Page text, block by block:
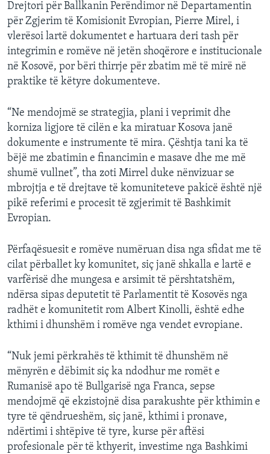
Drejtori për Ballkanin Perëndimor në Departamentin
për Zgjerim të Komisionit Evropian, Pierre Mirel, i
vlerësoi lartë dokumentet e hartuara deri tash për
integrimin e romëve në jetën shoqërore e institucionale
në Kosovë, por bëri thirrje për zbatim më të mirë në
praktike të këtyre dokumenteve.
“Ne mendojmë se strategjia, plani i veprimit dhe
korniza ligjore të cilën e ka miratuar Kosova janë
dokumente e instrumente të mira. Çështja tani ka të
bëjë me zbatimin e financimin e masave dhe me më
shumë vullnet”, tha zoti Mirrel duke nënvizuar se
mbrojtja e të drejtave të komuniteteve pakicë është një
pikë referimi e procesit të zgjerimit të Bashkimit
Evropian.
Përfaqësuesit e romëve numëruan disa nga sfidat me të
cilat përballet ky komunitet, siç janë shkalla e lartë e
varfërisë dhe mungesa e arsimit të përshtatshëm,
ndërsa sipas deputetit të Parlamentit të Kosovës nga
radhët e komunitetit rom Albert Kinolli, është edhe
kthimi i dhunshëm i romëve nga vendet evropiane.
“Nuk jemi përkrahës të kthimit të dhunshëm në
mënyrën e dëbimit siç ka ndodhur me romët e
Rumanisë apo të Bullgarisë nga Franca, sepse
mendojmë që ekzistojnë disa parakushte për kthimin e
tyre të qëndrueshëm, siç janë, kthimi i pronave,
ndërtimi i shtëpive të tyre, kurse për aftësi
profesionale për të kthyerit, investime nga Bashkimi